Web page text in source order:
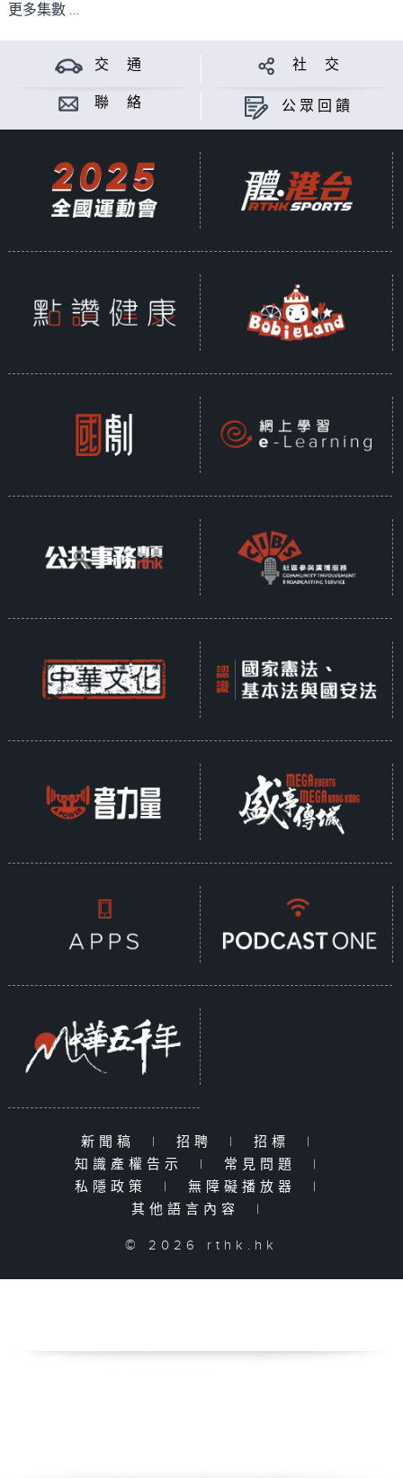
更多集數 ...
交 通 社 交
聯 絡 公眾回饋
新聞稿 | 招聘 | 招標
|
知識產權告示
| 常見問題
|
私隱政策
| 無障礙播放器
|
其他語言內容
|
© 2026 rthk.hk